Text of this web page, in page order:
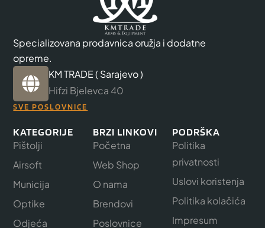
Specializovana prodavnica oružja i dodatne
opreme.
KM TRADE ( Sarajevo )
Hifzi Bjelevca 40
SVE POSLOVNICE
KATEGORIJE
Pištolji
Airsoft
Municija
Optike
Odjeća
BRZI LINKOVI
Početna
Web Shop
O nama
Brendovi
Poslovnice
PODRŠKA
Politika
privatnosti
Uslovi koristenja
Politika kolačića
Impresum